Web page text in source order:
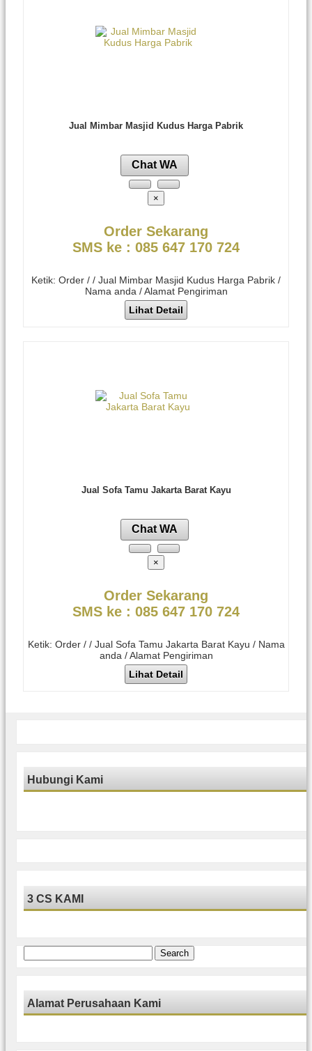
Jual Mimbar Masjid Kudus Harga Pabrik
Chat WA
×
Order Sekarang
SMS ke : 085 647 170 724
Ketik: Order / / Jual Mimbar Masjid Kudus Harga Pabrik /
Nama anda / Alamat Pengiriman
Lihat Detail
Jual Sofa Tamu Jakarta Barat Kayu
Chat WA
×
Order Sekarang
SMS ke : 085 647 170 724
Ketik: Order / / Jual Sofa Tamu Jakarta Barat Kayu / Nama
anda / Alamat Pengiriman
Lihat Detail
Hubungi Kami
3 CS KAMI
Search
for:
Alamat Perusahaan Kami